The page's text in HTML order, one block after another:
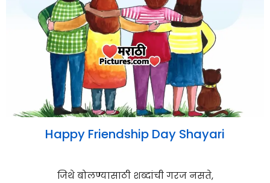
Happy Friendship Day Shayari
जिथे बोलण्यासाठी शब्दांची गरज नसते,